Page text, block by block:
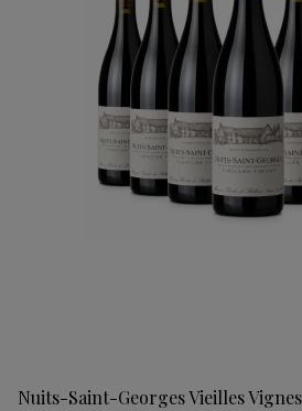
Nuits-Saint-Georges Vieilles